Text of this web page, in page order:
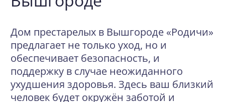
Дом престарелых в Вышгороде «Родичи»
предлагает не только уход, но и
обеспечивает безопасность, и
поддержку в случае неожиданного
ухудшения здоровья. Здесь ваш близкий
человек будет окружён заботой и